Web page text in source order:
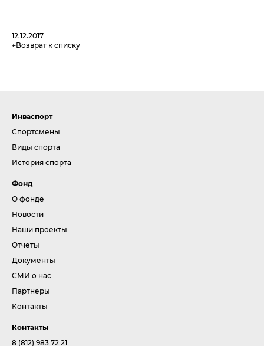
12.12.2017
Возврат к списку
Инваспорт
Спортсмены
Виды спорта
История спорта
Фонд
О фонде
Новости
Наши проекты
Отчеты
Документы
СМИ о нас
Партнеры
Контакты
Контакты
8 (812) 983 72 21